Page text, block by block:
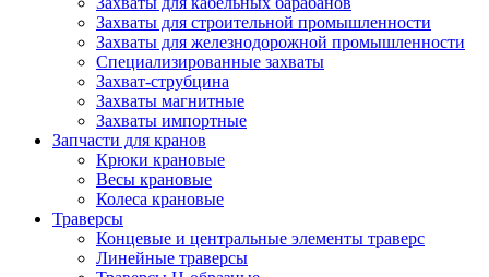
Захваты для строительной промышленности
Захваты для железнодорожной промышленности
Специализированные захваты
Захват-струбцина
Захваты магнитные
Захваты импортные
Запчасти для кранов
Крюки крановые
Весы крановые
Колеса крановые
Траверсы
Концевые и центральные элементы траверс
Линейные траверсы